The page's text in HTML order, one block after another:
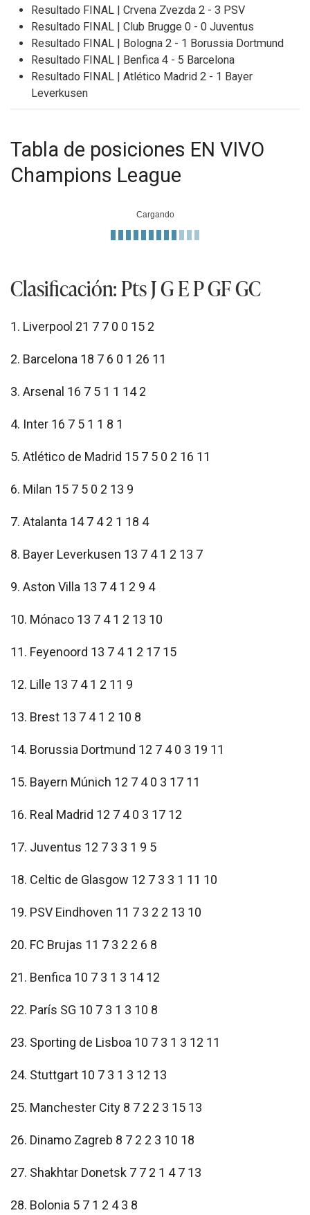
Resultado FINAL | Crvena Zvezda 2 - 3 PSV
Resultado FINAL | Club Brugge 0 - 0 Juventus
Resultado FINAL | Bologna 2 - 1 Borussia Dortmund
Resultado FINAL | Benfica 4 - 5 Barcelona
Resultado FINAL | Atlético Madrid 2 - 1 Bayer
Leverkusen
Tabla de posiciones EN VIVO
Champions League
Cargando
Clasificación: Pts J G E P GF GC
1. Liverpool 21 7 7 0 0 15 2
2. Barcelona 18 7 6 0 1 26 11
3. Arsenal 16 7 5 1 1 14 2
4. Inter 16 7 5 1 1 8 1
5. Atlético de Madrid 15 7 5 0 2 16 11
6. Milan 15 7 5 0 2 13 9
7. Atalanta 14 7 4 2 1 18 4
8. Bayer Leverkusen 13 7 4 1 2 13 7
9. Aston Villa 13 7 4 1 2 9 4
10. Mónaco 13 7 4 1 2 13 10
11. Feyenoord 13 7 4 1 2 17 15
12. Lille 13 7 4 1 2 11 9
13. Brest 13 7 4 1 2 10 8
14. Borussia Dortmund 12 7 4 0 3 19 11
15. Bayern Múnich 12 7 4 0 3 17 11
16. Real Madrid 12 7 4 0 3 17 12
17. Juventus 12 7 3 3 1 9 5
18. Celtic de Glasgow 12 7 3 3 1 11 10
19. PSV Eindhoven 11 7 3 2 2 13 10
20. FC Brujas 11 7 3 2 2 6 8
21. Benfica 10 7 3 1 3 14 12
22. París SG 10 7 3 1 3 10 8
23. Sporting de Lisboa 10 7 3 1 3 12 11
24. Stuttgart 10 7 3 1 3 12 13
25. Manchester City 8 7 2 2 3 15 13
26. Dinamo Zagreb 8 7 2 2 3 10 18
27. Shakhtar Donetsk 7 7 2 1 4 7 13
28. Bolonia 5 7 1 2 4 3 8